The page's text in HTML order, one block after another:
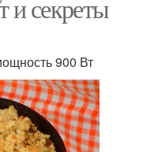
и секреты
900 Вт